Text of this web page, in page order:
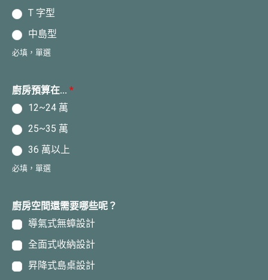
T 字型
中島型
必填，單選
廚房預算在... *
12~24 萬
25~35 萬
36 萬以上
必填，單選
廚房空間還需要哪些呢？
導氣式無蟑設計
全面式收納設計
昇降式島桌設計